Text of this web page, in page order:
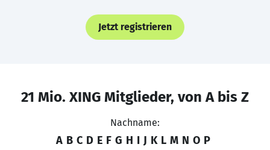
Jetzt registrieren
21 Mio. XING Mitglieder, von A bis Z
Nachname:
A B C D E F G H I J K L M N O P